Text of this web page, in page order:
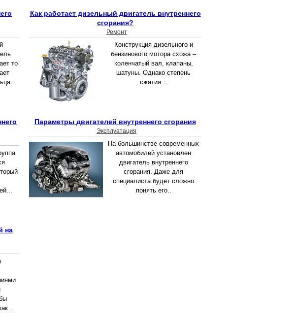
то
Как работает дизельный двигатель внутреннего
сгорания?
Ремонт
Конструкция дизельного и
бензинового мотора схожа –
коленчатый вал, клапаны,
шатуны. Однако степень
сжатия ..
Параметры двигателей внутреннего сгорания
Эксплуатация
На большинстве современных
автомобилей установлен
двигатель внутреннего
сгорания. Даже для
специалиста будет сложно
понять его..
на
..